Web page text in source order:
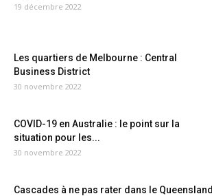
19 décembre 2022
Les quartiers de Melbourne : Central
Business District
30 novembre 2022
COVID-19 en Australie : le point sur la
situation pour les...
30 novembre 2022
Cascades à ne pas rater dans le Queensland